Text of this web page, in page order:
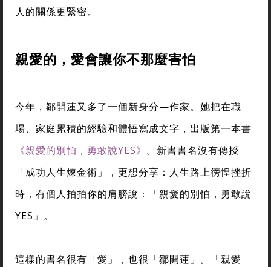
人的關係更緊密。
親愛的，愛會讓你不那麼害怕
今年，鄒開蓮又多了一個新身分—作家。她把在職
場、家庭累積的經驗和體悟寫成文字，出版第一本書
《親愛的別怕，勇敢說YES》 。新書書名沒有傳授
「成功人生煉金術」，更想分享：人生路上徬惶挫折
時，有個人拍拍你的肩膀說：「親愛的別怕，勇敢說
YES」。
這樣的書名很有「愛」，也很「鄒開蓮」。「親愛